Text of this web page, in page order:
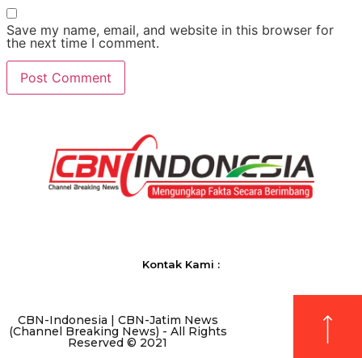
Save my name, email, and website in this browser for
the next time I comment.
Kontak Kami :
CBN-Indonesia | CBN-Jatim News
(Channel Breaking News) - All Rights
Reserved © 2021